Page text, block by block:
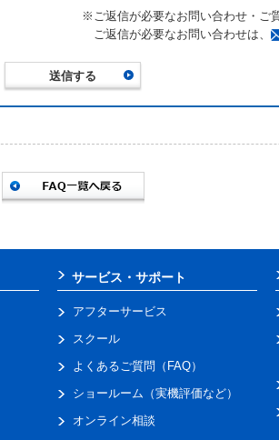
※ご返信が必要なお問い合わせ・ご
ご返信が必要なお問い合わせは、
サービス・サポート
アフターサービス
スクール
よくあるご質問（FAQ）
ショールーム（実機評価など）
オンライン相談